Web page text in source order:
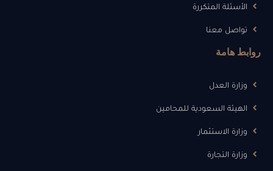
الأسئلة المتكررة
تواصل معنا
روابط هامة
وزارة العدل
الهيئة السعودية للمحامين
وزارة الاستثمار
وزارة التجارة